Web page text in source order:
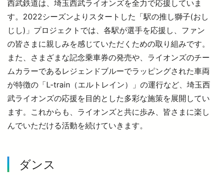
西武鉄道は、埼玉西武ライオンズを全力で応援していま
す。2022シーズンよりスタートした「駅の推し獅子(おし
じし)」プロジェクトでは、各駅が選手を応援し、ファン
の皆さまに親しみを感じていただくための取り組みです。
また、さまざまな記念乗車券の発売や、ライオンズのチー
ムカラーであるレジェンドブルーでラッピングされた車両
が特徴の「L-train（エルトレイン）」の運行など、埼玉西
武ライオンズの応援を目的とした多彩な施策を展開してい
ます。これからも、ライオンズと共に歩み、皆さまに楽し
んでいただける活動を続けていきます。
ダンス